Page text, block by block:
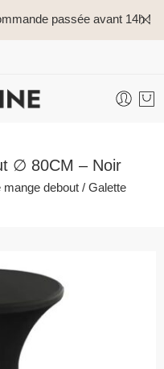
passée avant 14h !
∅ 80CM – Noir
mange debout / Galette